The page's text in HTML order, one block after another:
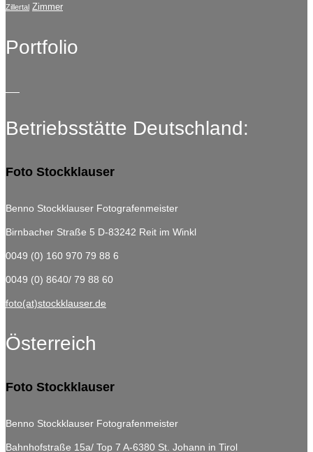
Zillertal Zimmer
Portfolio
Betriebsstätte Deutschland:
Foto Stockklauser
Benno Stockklauser Fotografenmeister
Birnbacher Straße 5 D-83242 Reit im Winkl
0049 (0) 160 970 79 88 6
0049 (0) 8640/ 79 88 60
foto(at)stockklauser.de
Österreich
Foto Stockklauser
Benno Stockklauser Fotografenmeister
Bahnhofstraße 15a/ Top 7 A-6380 St. Johann in Tirol